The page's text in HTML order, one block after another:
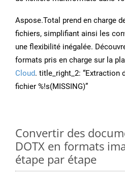
Aspose.Total prend en charge
fichiers, simplifiant ainsi les
une flexibilité inégalée.
formats pris en charge sur la
Cloud. title_right_2: “Extraction
fichier %!s(MISSING)”
Convertir des
DOTX en formats
étape par étape